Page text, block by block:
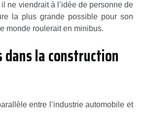
ne viendrait à l’idée de personne de
la plus grande possible pour son
monde roulerait en minibus.
dans la construction
entre l’industrie automobile et